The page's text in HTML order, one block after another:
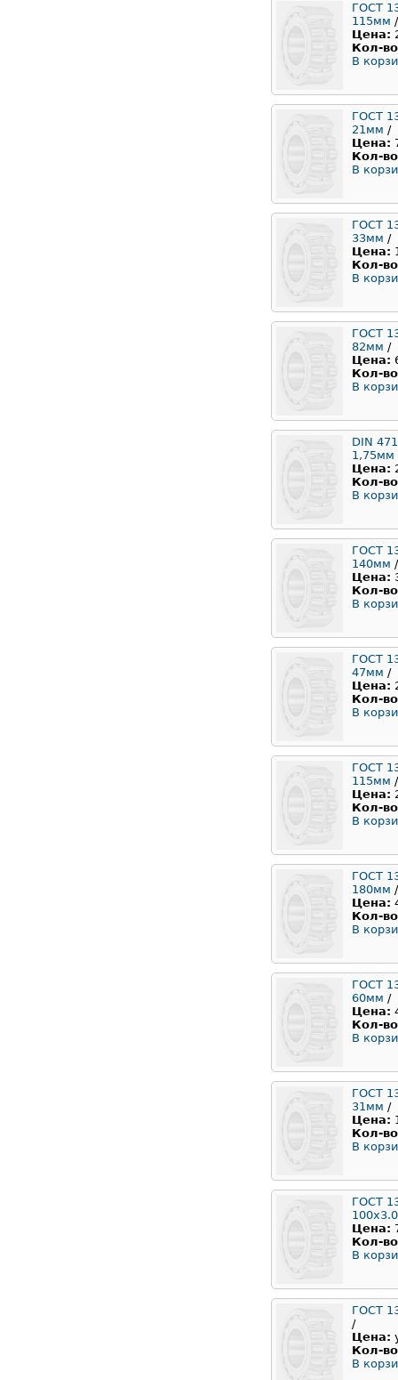
ГОСТ
115мм /
Цена:
Кол-
В
ГОСТ
21мм /
Цена:
Кол-
В
ГОСТ
33мм /
Цена:
Кол-
В
ГОСТ
82мм /
Цена:
Кол-
В
DIN
1,75мм
Цена:
Кол-
В
ГОСТ
140мм /
Цена:
Кол-
В
ГОСТ
47мм /
Цена:
Кол-
В
ГОСТ
115мм /
Цена:
Кол-
В
ГОСТ
180мм /
Цена:
Кол-
В
ГОСТ
60мм /
Цена:
Кол-
В
ГОСТ
31мм /
Цена:
Кол-
В
ГОСТ
Цена:
Кол-
В
ГОСТ
/
Цена:
Кол-
В